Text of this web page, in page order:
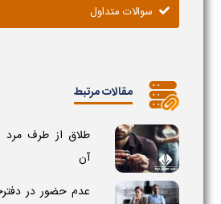
سوالات متداول
مقالات مرتبط
طلاق از طرف مرد
آن
عدم حضور در